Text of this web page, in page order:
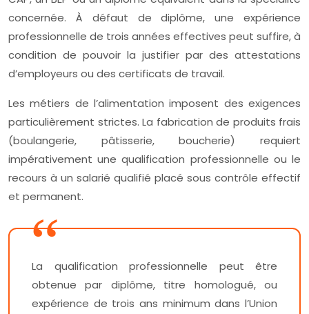
concernée. À défaut de diplôme, une expérience
professionnelle de trois années effectives peut suffire, à
condition de pouvoir la justifier par des attestations
d’employeurs ou des certificats de travail.
Les métiers de l’alimentation imposent des exigences
particulièrement strictes. La fabrication de produits frais
(boulangerie, pâtisserie, boucherie) requiert
impérativement une qualification professionnelle ou le
recours à un salarié qualifié placé sous contrôle effectif
et permanent.
La qualification professionnelle peut être
obtenue par diplôme, titre homologué, ou
expérience de trois ans minimum dans l’Union